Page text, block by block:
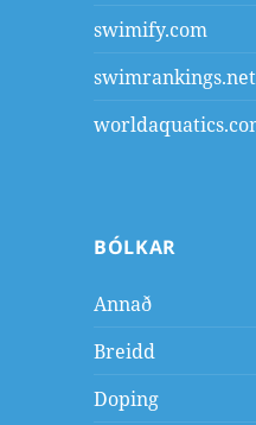
swimify.com
swimrankings.net
BÓLKAR
Annað
Breidd
Doping